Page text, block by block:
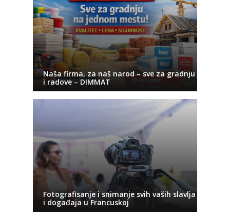
Naša firma, za naš narod – sve za gradnju
i radove – DIMMAT
Fotografisanje i snimanje svih vaših slavlja
i događaja u Francuskoj